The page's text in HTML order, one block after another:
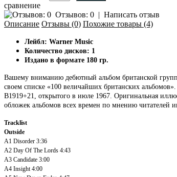
сравнение
Отзывов: 0 | Написать отзыв
Описание Отзывы (0) Похожие товары (4)
Лейбл: Warner Music
Количество дисков: 1
Издано в формате 180 гр.
Вашему вниманию дебютный альбом британской
своем списке «100 величайших британских альбомов».
B1919+21, открытого в июле 1967. Оригинальная
обложек альбомов всех времен по мнению читателей
Tracklist
Outside
A1 Disorder 3:36
A2 Day Of The Lords 4:43
A3 Candidate 3:00
A4 Insight 4:00